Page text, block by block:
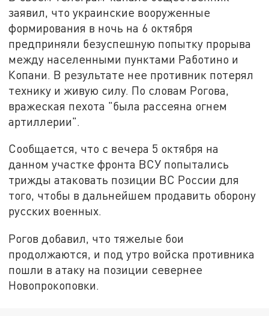
заявил, что украинские вооруженные
формирования в ночь на 6 октября
предприняли безуспешную попытку прорыва
между населенными пунктами Работино и
Копани. В результате нее противник потерял
технику и живую силу. По словам Рогова,
вражеская пехота "была рассеяна огнем
артиллерии".
Сообщается, что с вечера 5 октября на
данном участке фронта ВСУ попытались
трижды атаковать позиции ВС России для
того, чтобы в дальнейшем продавить оборону
русских военных.
Рогов добавил, что тяжелые бои
продолжаются, и под утро войска противника
пошли в атаку на позиции севернее
Новопрокоповки.